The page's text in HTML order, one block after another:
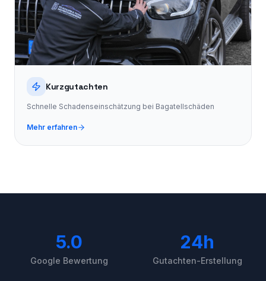
Kurzgutachten
Schnelle Schadenseinschätzung bei Bagatellschäden
Mehr erfahren
5.0
Google Bewertung
24h
Gutachten-Erstellung